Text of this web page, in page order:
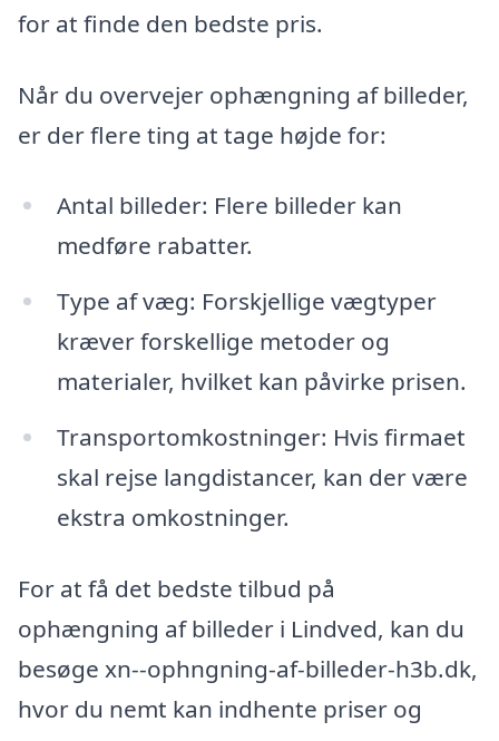
for at finde den bedste pris.
Når du overvejer ophængning af billeder,
er der flere ting at tage højde for:
Antal billeder: Flere billeder kan
medføre rabatter.
Type af væg: Forskjellige vægtyper
kræver forskellige metoder og
materialer, hvilket kan påvirke prisen.
Transportomkostninger: Hvis firmaet
skal rejse langdistancer, kan der være
ekstra omkostninger.
For at få det bedste tilbud på
ophængning af billeder i Lindved, kan du
besøge xn--ophngning-af-billeder-h3b.dk,
hvor du nemt kan indhente priser og